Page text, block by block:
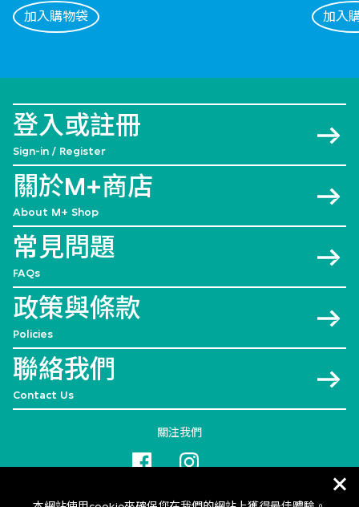
加入購物袋 加入
登入或註冊
Sign-in / Register
關於M+商店
About M+ Shop
常見問題
FAQs
政策與條款
Policies
聯絡我們
Contact Us
關注我們